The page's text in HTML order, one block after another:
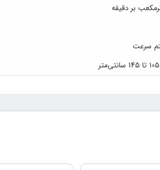
سرعت